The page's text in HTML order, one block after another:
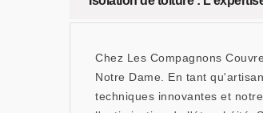
Chez Les Compagnons
Notre Dame. En tant
techniques innovantes et